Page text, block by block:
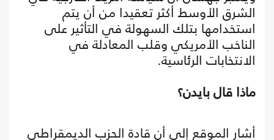
الشرق الأوسط أكثر تعقيدا من أن يتم
استخدامها بتلك السهولة في التأثير على
الناخب الأمريكي وقلب المعادلة في
الانتخابات الرئاسية.
ماذا قال بايدن؟
أشار الموقع إلى أن قادة الحزب الديمقراطي